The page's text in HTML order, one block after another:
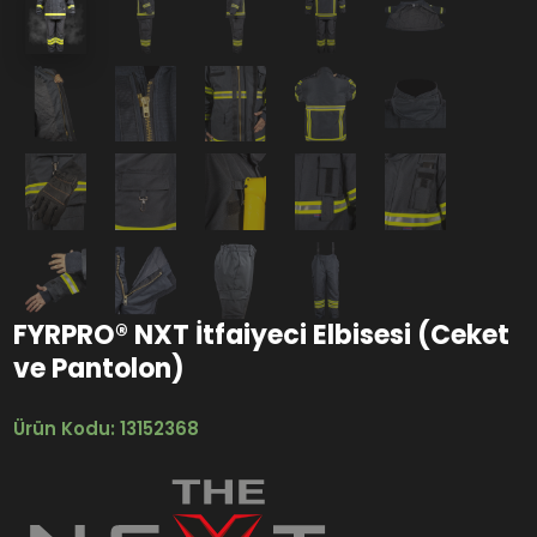
FYRPRO® NXT İtfaiyeci Elbisesi (Ceket
ve Pantolon)
Ürün Kodu: 13152368